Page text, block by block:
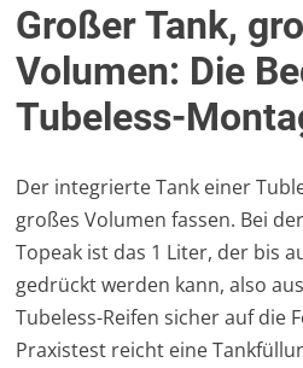
Großer Tank,
Volumen: Die
Tubeless-
Der integrierte Tank einer
großes Volumen fassen. Bei
Topeak ist das 1 Liter, der bis
gedrückt werden kann, also
Tubeless-Reifen sicher auf die
Praxistest reicht eine